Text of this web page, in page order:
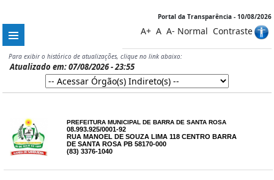
Portal da Transparência - 10/08/2026
A+ A A- Normal Contraste
Para exibir o histórico de atualizações, clique no link abaixo:
Atualizado em: 07/08/2026 - 23:55
PREFEITURA MUNICIPAL DE BARRA DE SANTA ROSA
08.993.925/0001-92
RUA MANOEL DE SOUZA LIMA 118 CENTRO BARRA
DE SANTA ROSA PB 58170-000
(83) 3376-1040